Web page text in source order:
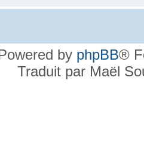
by phpBB®
Traduit par Maël